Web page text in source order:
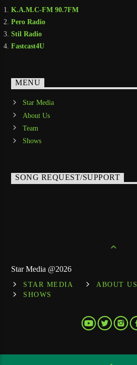
K.A.M.C-FM 90.7FM
Pero Radio
Stil Radio
Fastcast4U
MENU
Star Media
About Us
Team
Shows
SONG REQUEST/SUPPORT
Star Media @2026
STAR MEDIA ABOUT US
SHOWS